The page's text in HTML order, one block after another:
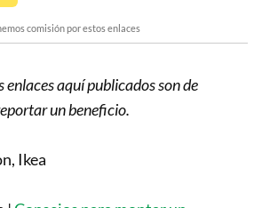
comisión por estos enlaces
enlaces aquí publicados son de
un beneficio.
Ikea